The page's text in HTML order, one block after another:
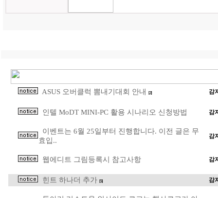
ASUS 오버클럭 뽐내기대회 안내 [2] 감
인텔 MoDT MINI-PC 활용 시나리오 신청방법 감
이벤트는 6월 25일부터 진행합니다. 이전 글은 무
효입..
감
웹에디트 그림등록시 참고사항 감
힌트 하나더 추가 [5] 감